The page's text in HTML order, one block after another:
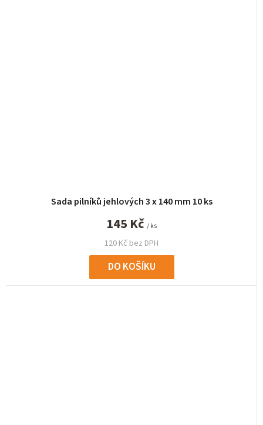
Sada pilníků jehlových 3 x 140 mm 10 ks
120 Kč bez DPH
145 Kč / ks
DO KOŠÍKU